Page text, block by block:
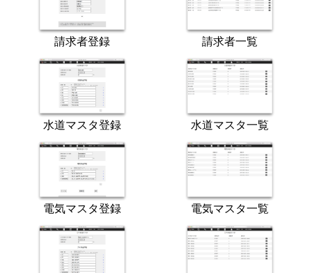
請求者登録 請求者一覧
水道マスタ登録 水道マスタ一覧
電気マスタ登録 電気マスタ一覧